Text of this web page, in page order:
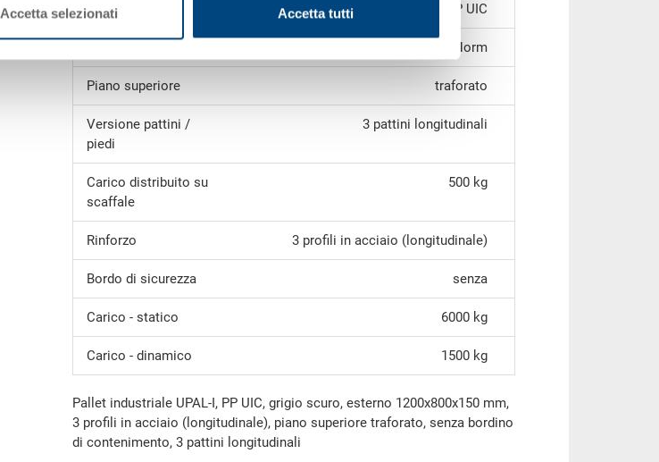
Accetta selezionati Accetta tutti
Materiale PP UIC
EURO-Norm
Piano superiore traforato
Versione pattini /
piedi
3 pattini longitudinali
Carico distribuito su
scaffale
500 kg
Rinforzo 3 profili in acciaio (longitudinale)
Bordo di sicurezza senza
Carico - statico 6000 kg
Carico - dinamico 1500 kg
Pallet industriale UPAL-I, PP UIC, grigio scuro, esterno 1200x800x150 mm,
3 profili in acciaio (longitudinale), piano superiore traforato, senza bordino
di contenimento, 3 pattini longitudinali